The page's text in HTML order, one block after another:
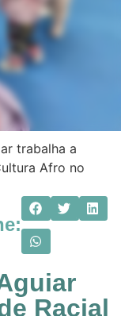
trabalha a
Afro no
Racial